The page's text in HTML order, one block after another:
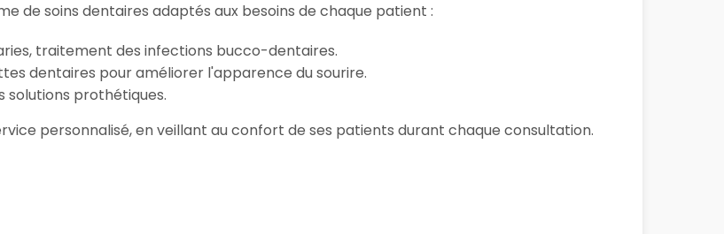
de soins dentaires adaptés aux besoins de chaque patient :
traitement des infections bucco-dentaires.
dentaires pour améliorer l'apparence du sourire.
solutions prothétiques.
personnalisé, en veillant au confort de ses patients durant chaque consultation.